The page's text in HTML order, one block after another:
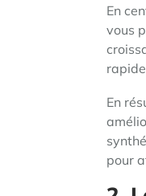
En
vous
En
pour